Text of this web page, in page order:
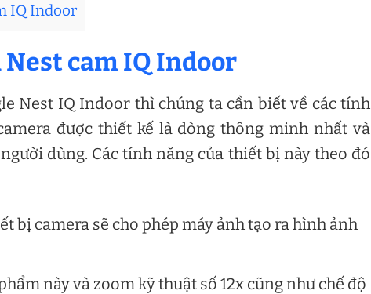
IQ Indoor
cam IQ Indoor
Nest IQ Indoor thì chúng ta cần biết về các tính
được thiết kế là dòng thông minh nhất và
dùng. Các tính năng của thiết bị này theo đó
bị camera sẽ cho phép máy ảnh tạo ra hình ảnh
này và zoom kỹ thuật số 12x cũng như chế độ